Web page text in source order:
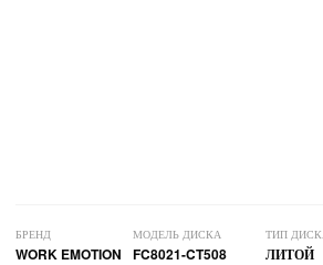
БРЕНД
WORK EMOTION
МОДЕЛЬ ДИСКА
FC8021-CT508
ТИП
ЛИТОЙ